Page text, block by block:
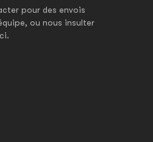
pour des envois
ou nous insulter